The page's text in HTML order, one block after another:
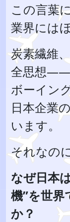
この言葉
業界には
炭素繊維
全思想――
ボーイン
日本企業
います。
それなの
なぜ日本
機”を世
か？